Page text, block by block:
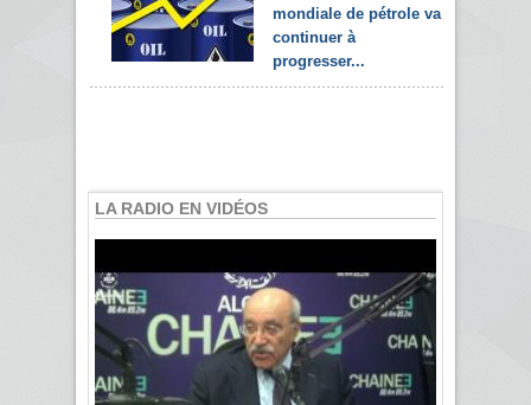
mondiale de pétrole va
continuer à
progresser...
LA RADIO EN VIDÉOS